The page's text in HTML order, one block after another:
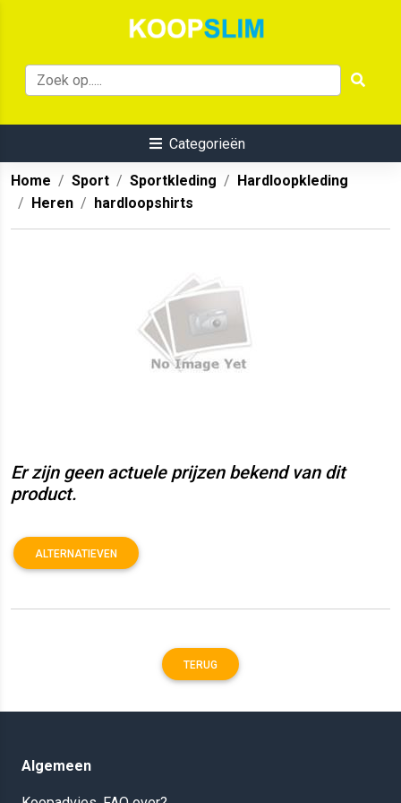
Categorieën
Home Sport Sportkleding
Hardloopkleding
Heren
hardloopshirts
Er zijn geen actuele prijzen bekend van dit
product.
ALTERNATIEVEN
TERUG
Algemeen